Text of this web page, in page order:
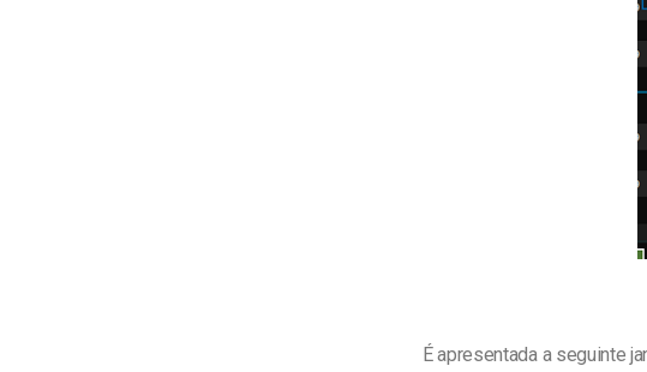
É apresentada a seguinte